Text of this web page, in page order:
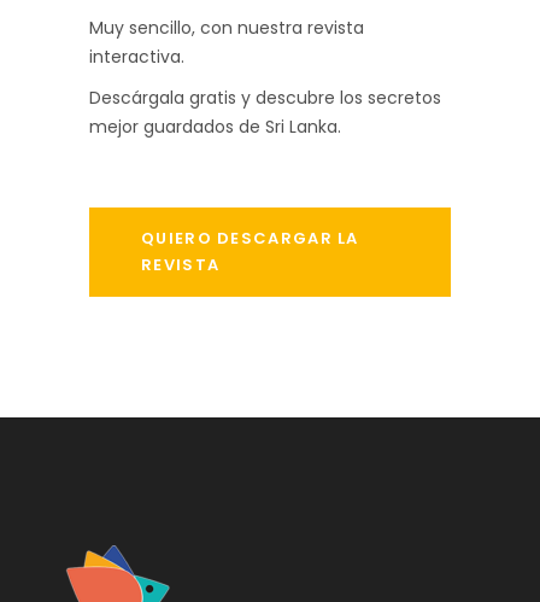
Muy sencillo, con nuestra revista
interactiva.
Descárgala gratis y descubre los secretos
mejor guardados de Sri Lanka.
QUIERO DESCARGAR LA
REVISTA